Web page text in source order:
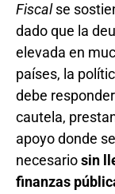
Fiscalse
dado que la
elevada en
países, la
debe
cautela,
apoyo donde
necesariosin
finanzas